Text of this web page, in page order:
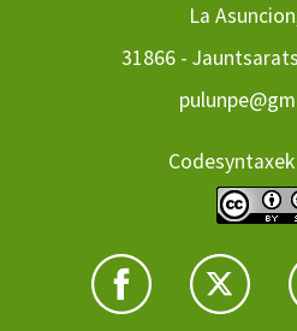
La
31866 -